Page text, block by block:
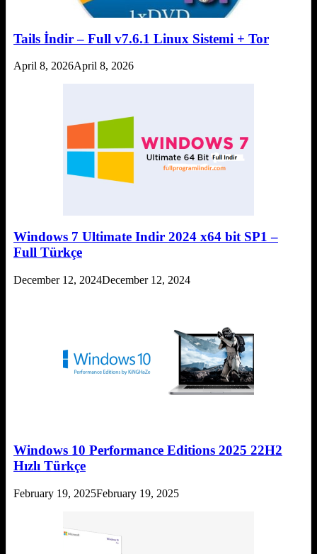
Tails İndir – Full v7.6.1 Linux Sistemi + Tor
April 8, 2026April 8, 2026
Windows 7 Ultimate Indir 2024 x64 bit SP1 –
Full Türkçe
December 12, 2024December 12, 2024
Windows 10 Performance Editions 2025 22H2
Hızlı Türkçe
February 19, 2025February 19, 2025